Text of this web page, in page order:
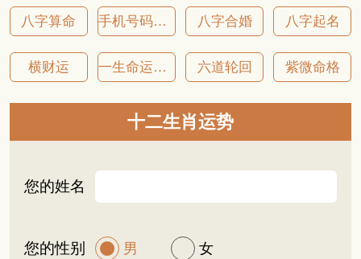
八字算命 手机号码吉凶 八字合婚 八字起名
横财运 一生命运详批 六道轮回 紫微命格
十二生肖运势
您的姓名
您的性别 男 女